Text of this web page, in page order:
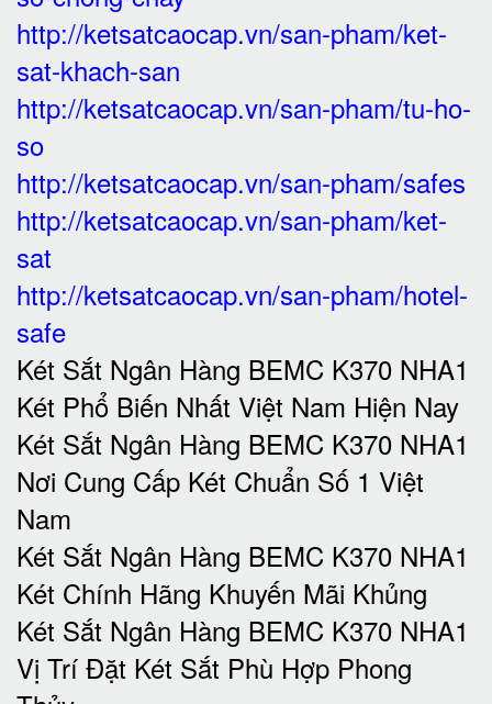
http://ketsatcaocap.vn/san-pham/ket-
sat-khach-san
http://ketsatcaocap.vn/san-pham/tu-ho-
so
http://ketsatcaocap.vn/san-pham/safes
http://ketsatcaocap.vn/san-pham/ket-
sat
http://ketsatcaocap.vn/san-pham/hotel-
safe
Két Sắt Ngân Hàng BEMC K370 NHA1
Két Phổ Biến Nhất Việt Nam Hiện Nay
Két Sắt Ngân Hàng BEMC K370 NHA1
Nơi Cung Cấp Két Chuẩn Số 1 Việt
Nam
Két Sắt Ngân Hàng BEMC K370 NHA1
Két Chính Hãng Khuyến Mãi Khủng
Két Sắt Ngân Hàng BEMC K370 NHA1
Vị Trí Đặt Két Sắt Phù Hợp Phong